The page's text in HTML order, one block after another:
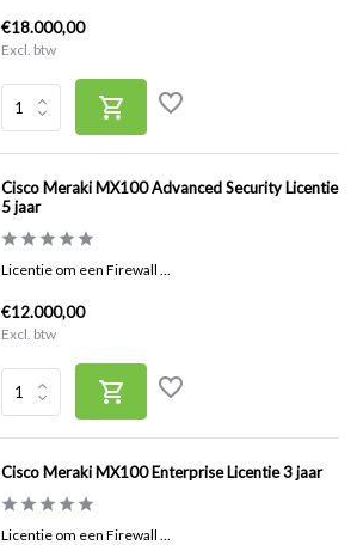
€18.000,00
Excl. btw
Cisco Meraki MX100 Advanced Security Licentie
5 jaar
Licentie om een Firewall ...
€12.000,00
Excl. btw
Cisco Meraki MX100 Enterprise Licentie 3 jaar
Licentie om een Firewall ...